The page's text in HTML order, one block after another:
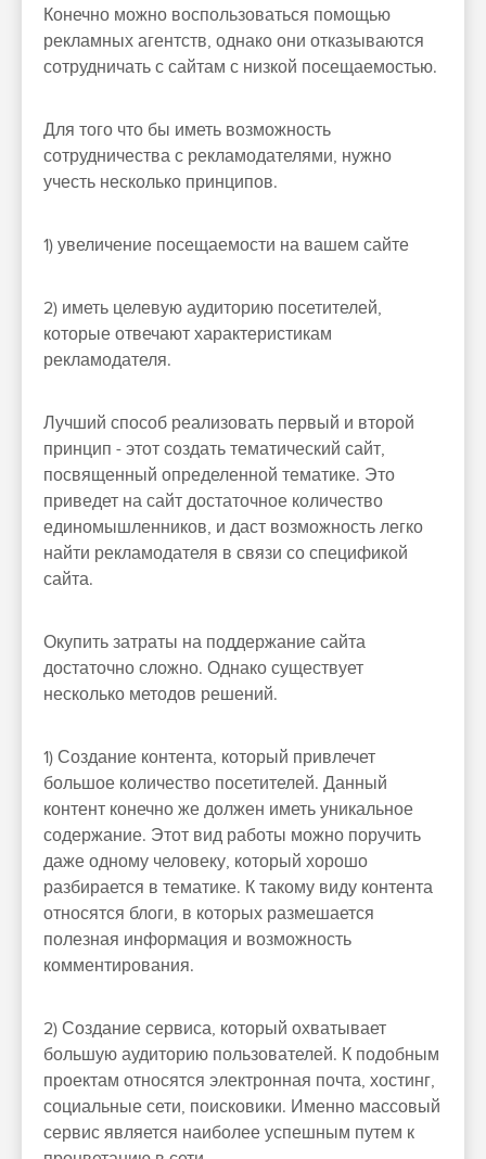
Конечно можно воспользоваться помощью
рекламных агентств, однако они отказываются
сотрудничать с сайтам с низкой посещаемостью.
Для того что бы иметь возможность
сотрудничества с рекламодателями, нужно
учесть несколько принципов.
1) увеличение посещаемости на вашем сайте
2) иметь целевую аудиторию посетителей,
которые отвечают характеристикам
рекламодателя.
Лучший способ реализовать первый и второй
принцип - этот создать тематический сайт,
посвященный определенной тематике. Это
приведет на сайт достаточное количество
единомышленников, и даст возможность легко
найти рекламодателя в связи со спецификой
сайта.
Окупить затраты на поддержание сайта
достаточно сложно. Однако существует
несколько методов решений.
1) Создание контента, который привлечет
большое количество посетителей. Данный
контент конечно же должен иметь уникальное
содержание. Этот вид работы можно поручить
даже одному человеку, который хорошо
разбирается в тематике. К такому виду контента
относятся блоги, в которых размешается
полезная информация и возможность
комментирования.
2) Создание сервиса, который охватывает
большую аудиторию пользователей. К подобным
проектам относятся электронная почта, хостинг,
социальные сети, поисковики. Именно массовый
сервис является наиболее успешным путем к